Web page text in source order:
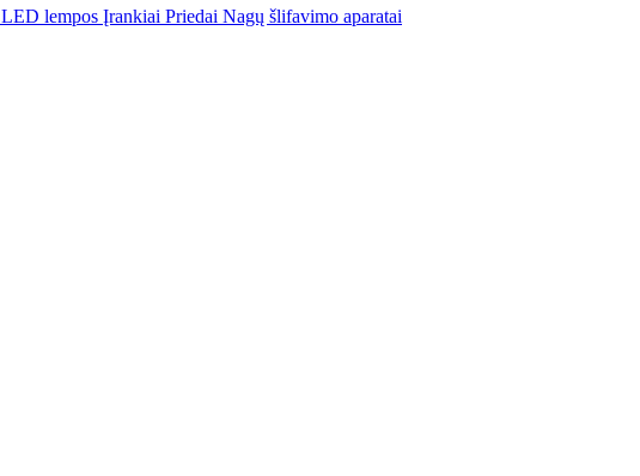
LED lempos Įrankiai Priedai Nagų šlifavimo aparatai